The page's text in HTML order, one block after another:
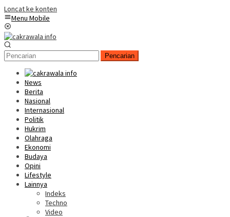
Loncat ke konten
Menu Mobile
Pencarian
News
Berita
Nasional
Internasional
Politik
Hukrim
Olahraga
Ekonomi
Budaya
Opini
Lifestyle
Lainnya
Indeks
Techno
Video